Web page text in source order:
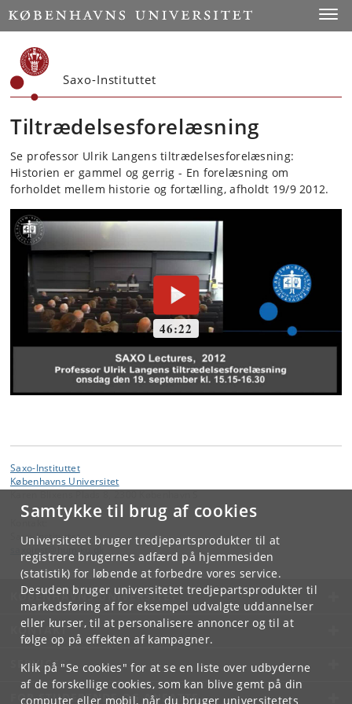
Samtykke til brug af cookies
Universitetet bruger tredjepartsprodukter til at
registrere brugernes adfærd på hjemmesiden
(statistik) for løbende at forbedre vores service.
Desuden bruger universitetet tredjepartsprodukter til
markedsføring af for eksempel udvalgte uddannelser
eller kurser, til at personalisere annoncer og til at
følge op på effekten af kampagner.
Klik på "Se cookies" for at se en liste over udbyderne
af de forskellige cookies, som kan blive gemt på din
computer eller mobil, når du bruger universitetets
Start
Saxo-Instituttet
Tiltrædelsesforelæsning
Se professor Ulrik Langens tiltrædelsesforelæsning:
Historien er gammel og gerrig - En forelæsning om
forholdet mellem historie og fortælling, afholdt 19/9 2012.
Saxo-Instituttet
Københavns Universitet
Saxo-Instituttet
saxoinst
.ku
KØBENHAVNS UNIVERSITET
KONTAKT
SERVICES
FOR STUDERENDE OG ANSATTE